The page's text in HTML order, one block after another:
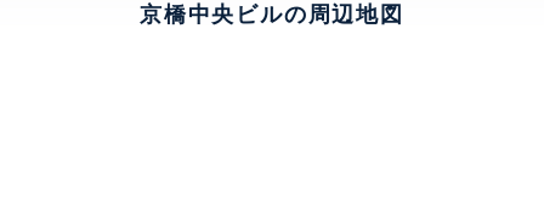
京橋中央ビルの周辺地図